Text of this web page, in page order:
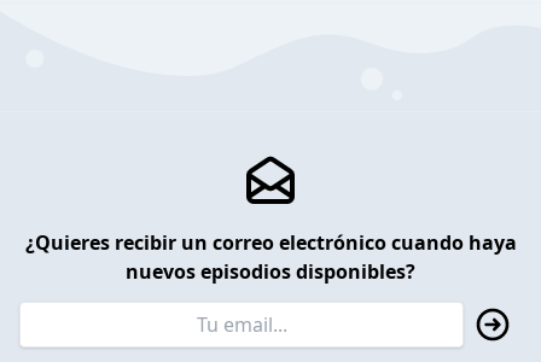
¿Quieres recibir un correo electrónico cuando haya
nuevos episodios disponibles?